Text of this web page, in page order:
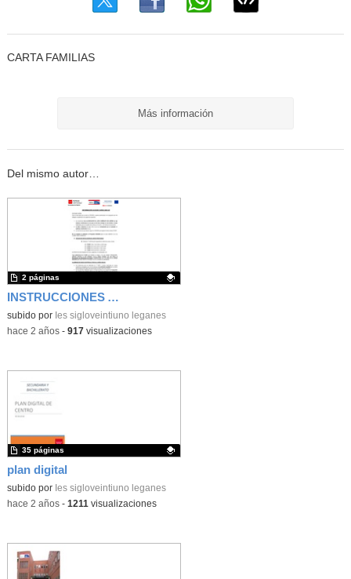
CARTA FAMILIAS
Más información
Del mismo autor…
INSTRUCCIONES ACCEDE
Contenido educativo.
subido por Ies sigloveintiuno leganes
2 páginas
-hace 2 años- 917visualizaciones
plan digital
Contenido educativo.
subido por Ies sigloveintiuno leganes
35 páginas
-hace 2 años- 1211 visualizaciones